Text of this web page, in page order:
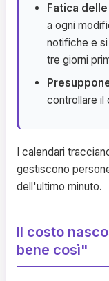
Fatica
a ogni
notifiche e
tre giorni
controllare il
I calendari
gestiscono
dell'ultimo minuto.
Il costo
bene così"